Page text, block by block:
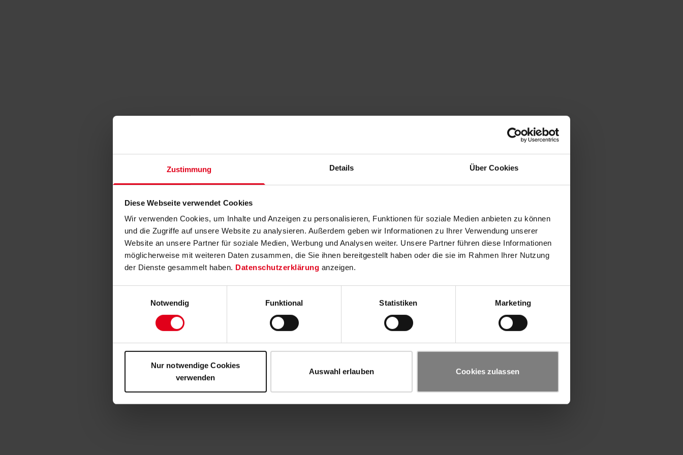
Zustimmung Details Über Cookies
Diese Webseite verwendet Cookies
Wir verwenden Cookies, um Inhalte und Anzeigen zu personalisieren, Funktionen für soziale Medien anbieten zu können
und die Zugriffe auf unsere Website zu analysieren. Außerdem geben wir Informationen zu Ihrer Verwendung unserer
Website an unsere Partner für soziale Medien, Werbung und Analysen weiter. Unsere Partner führen diese Informationen
möglicherweise mit weiteren Daten zusammen, die Sie ihnen bereitgestellt haben oder die sie im Rahmen Ihrer Nutzung
der Dienste gesammelt haben. Datenschutzerklärung anzeigen.
Notwendig
Funktional Statistiken Marketing
Nur notwendige Cookies
verwenden
Auswahl erlauben Cookies zulassen